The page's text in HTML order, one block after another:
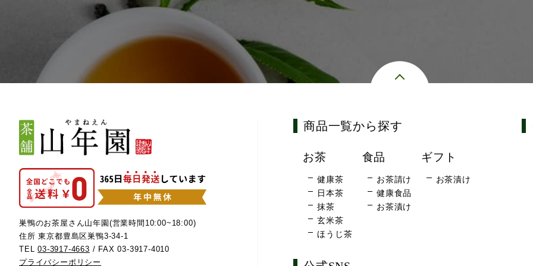
巣鴨のお茶屋さん山年園(営業時間10:00~18:00)
住所 東京都豊島区巣鴨3-34-1
TEL03-3917-4663 / FAX 03-3917-4010
プライバシーポリシー
商品一覧から探す
お茶
健康茶
日本茶
抹茶
玄米茶
ほうじ茶
食品
お茶請け
健康食品
お茶漬け
ギフト
お茶漬け